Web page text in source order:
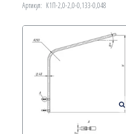
Артикул: К1П-2,0-2,0-0,133-0,048